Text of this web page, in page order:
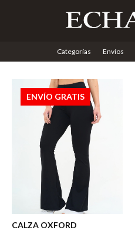
Categorías Envíos
ENVÍO GRATIS
CALZA OXFORD